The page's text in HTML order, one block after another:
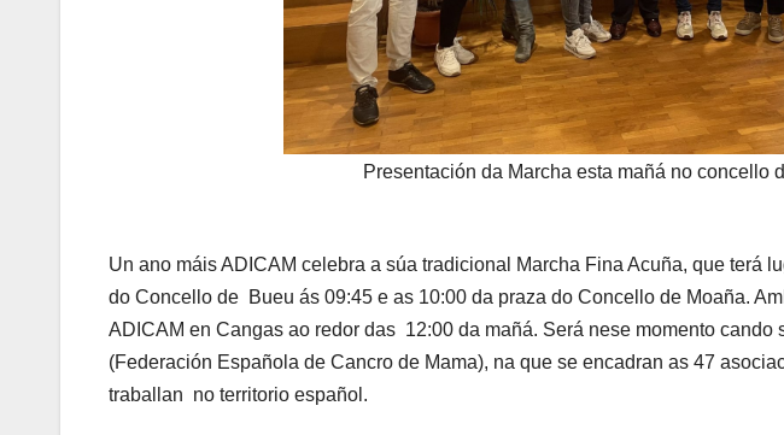
Presentación da Marcha esta mañá no concello
Un ano máis ADICAM celebra a súa tradicional Marcha Fina Acuña, que terá
do Concello de Bueu ás 09:45 e as 10:00 da praza do Concello de Moaña.
ADICAM en Cangas ao redor das 12:00 da mañá. Será nese momento cando
(Federación Española de Cancro de Mama), na que se encadran as 47
traballan no territorio español.